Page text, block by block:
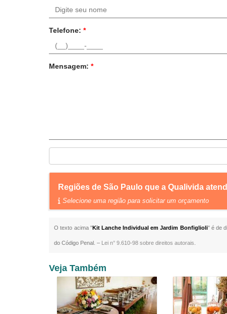
Telefone:*
Mensagem:*
Regiões de São Paulo que a Qualivida
Selecione uma região para solicitar um orçamento
O texto acima "Kit Lanche Individual em Jardim Bonfiglioli" é de
do Código Penal. – Lei n° 9.610-98 sobre direitos autorais
Veja Também